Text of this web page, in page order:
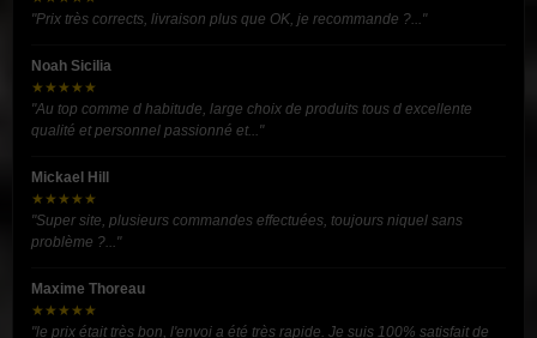
"Prix très corrects, livraison plus que OK, je recommande ?..."
Noah Sicilia
★★★★★
"Au top comme d habitude, large choix de produits tous d excellente
qualité et personnel passionné et..."
Mickael Hill
★★★★★
"Super site, plusieurs commandes effectuées, toujours niquel sans
problème ?..."
Maxime Thoreau
★★★★★
"le prix était très bon, l'envoi a été très rapide. Je suis 100% satisfait de